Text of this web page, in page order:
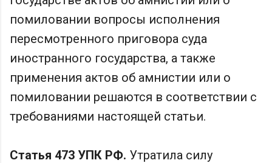
помиловании вопросы исполнения
пересмотренного приговора суда
иностранного государства, а также
применения актов об амнистии или о
помиловании решаются в соответствии с
требованиями настоящей статьи.
Статья 473 УПК РФ. Утратила силу